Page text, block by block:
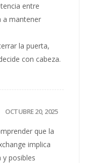
entre
a mantener
la puerta,
con cabeza.
OCTUBRE 20, 2025
que la
implica
y posibles